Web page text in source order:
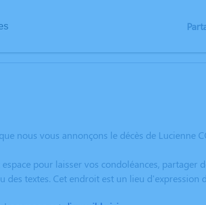
nous vous annonçons le décès de Lucienne
pour laisser vos condoléances, partager
des textes. Cet endroit est un lieu